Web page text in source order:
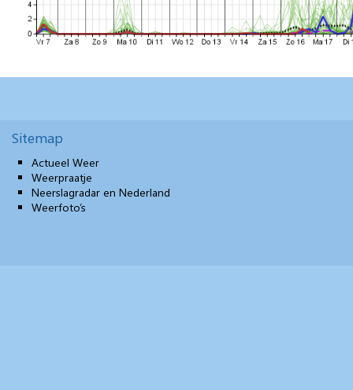
Sitemap
Actueel Weer
Weerpraatje
Neerslagradar en Nederland
Weerfoto’s